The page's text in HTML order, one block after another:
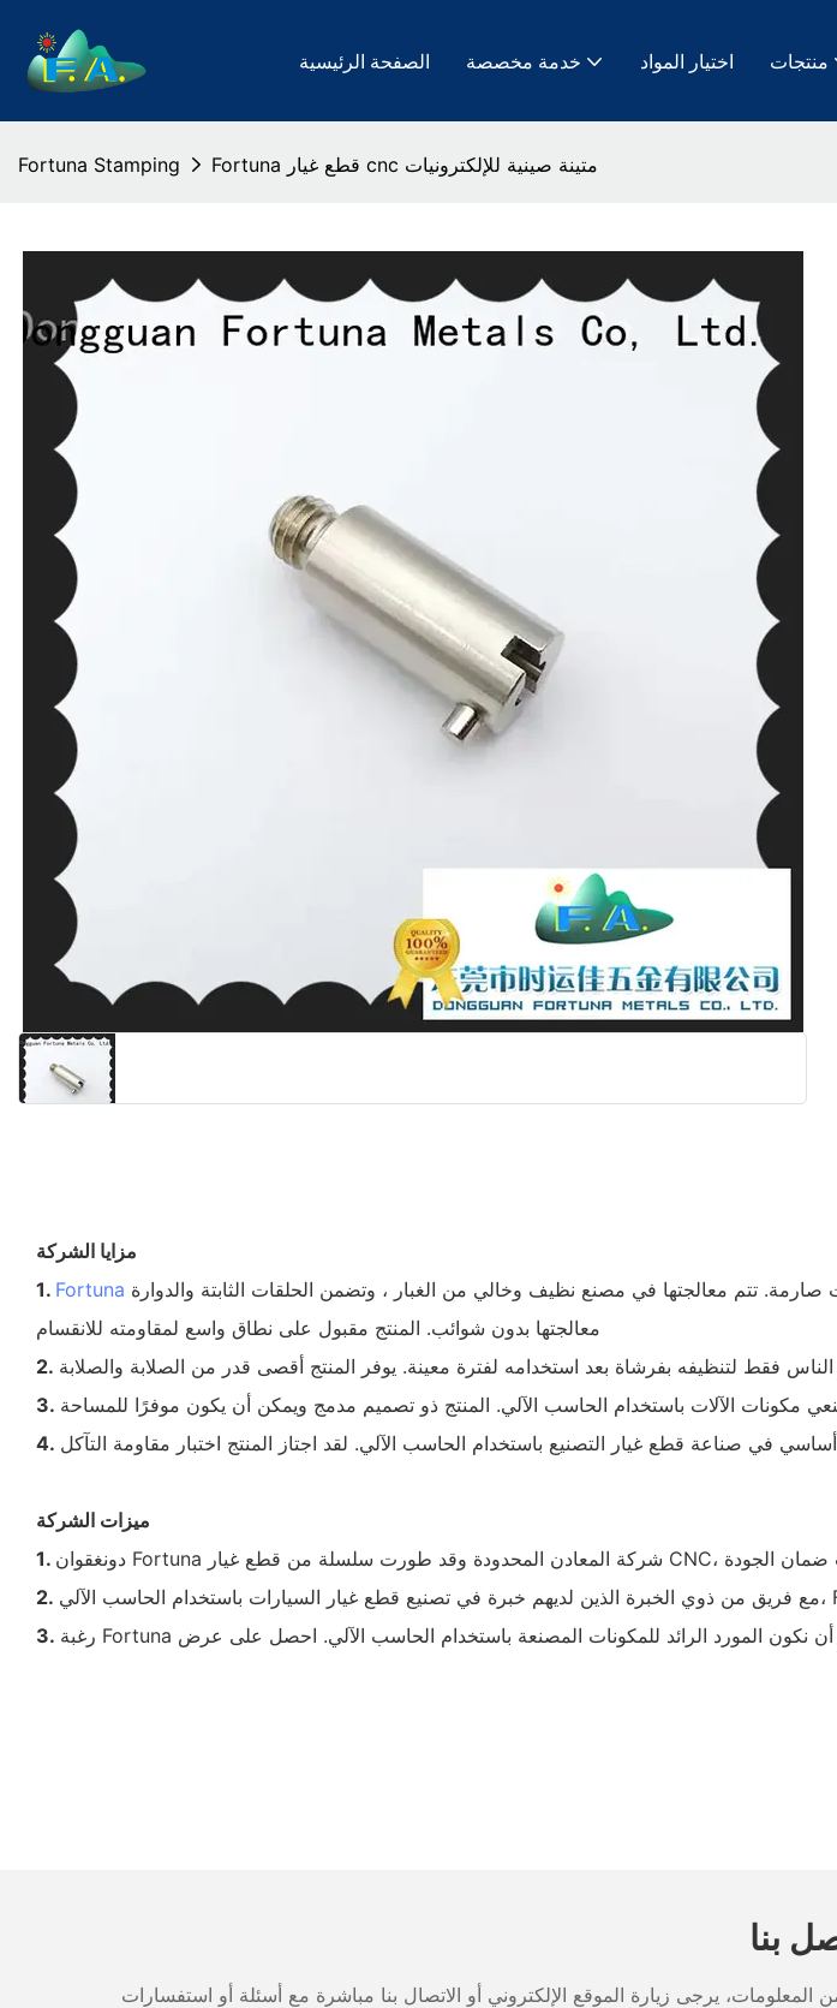
الصفحة الرئيسية خدمة مخصصة اختيار المواد منتجات
Fortuna Stamping Fortuna قطع غيار cnc متينة صينية للإلكترونيات
مزايا الشركة
1. Fortuna
معالجتها بدون شوائب. المنتج مقبول على نطاق واسع لمقاومته للانقسام
2. الناس فقط لتنظيفه بفرشاة بعد استخدامه لفترة معينة. يوفر المنتج أقصى قدر من الصلابة والصلابة
3. مكونات الآلات باستخدام الحاسب الآلي. المنتج ذو تصميم مدمج ويمكن أن يكون موفرًا للمساحة
4. في صناعة قطع غيار التصنيع باستخدام الحاسب الآلي. لقد اجتاز المنتج اختبار مقاومة التآكل
ميزات الشركة
1.
2.
3.
بنا